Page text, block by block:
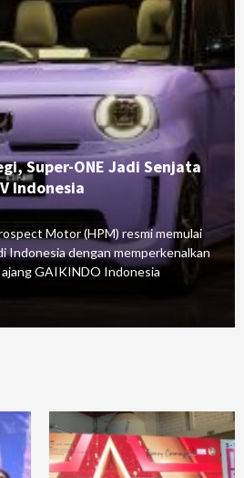
Super-ONE Jadi Senjata
Indonesia
Motor (HPM) resmi memulai
Indonesia dengan memperkenalkan
GAIKINDO Indonesia